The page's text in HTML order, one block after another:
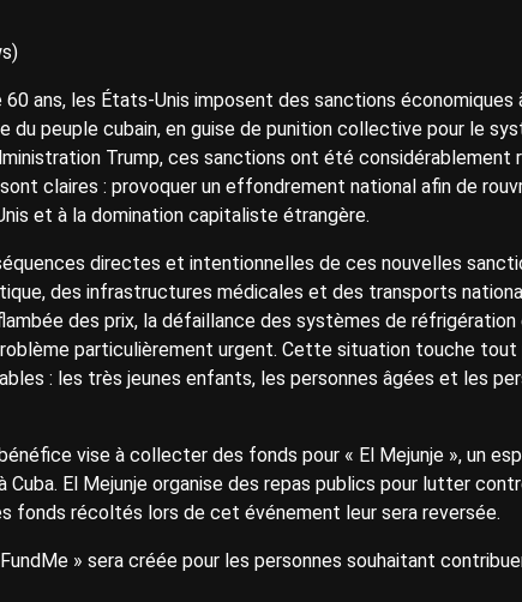
60 ans, les États-Unis imposent des sanctions économiques
du peuple cubain, en guise de punition collective pour le
Trump, ces sanctions ont été
claires : provoquer un effondrement national afin de
et à la domination capitaliste étrangère.
directes et intentionnelles de ces nouvelles
des infrastructures médicales et des transports
des prix, la défaillance des systèmes de
particulièrement urgent. Cette situation touche
: les très jeunes enfants, les personnes âgées et les
vise à collecter des fonds pour « El Mejunje », un
Cuba. El Mejunje organise des repas publics pour lutter
fonds récoltés lors de cet événement leur sera reversée.
» sera créée pour les personnes souhaitant